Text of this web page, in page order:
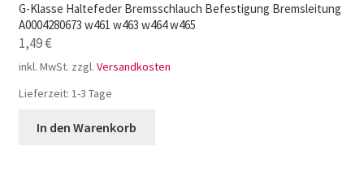
G-Klasse Haltefeder Bremsschlauch Befestigung Bremsleitung
A0004280673 w461 w463 w464 w465
1,49€
inkl. MwSt. zzgl. Versandkosten
Lieferzeit: 1-3 Tage
In den Warenkorb